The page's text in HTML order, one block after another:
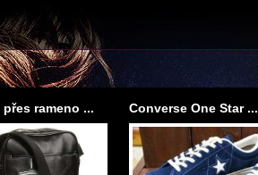
přes rameno ... Converse One Star ...